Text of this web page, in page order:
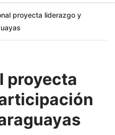
proyecta liderazgo y
proyecta